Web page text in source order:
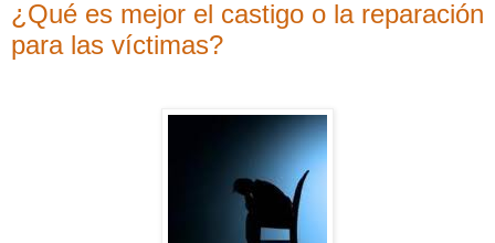
¿Qué es mejor el castigo o la reparación
para las víctimas?